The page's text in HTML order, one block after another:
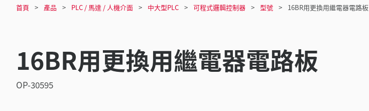
首頁 產品 PLC / 馬達 / 人機介面 中大型PLC 可程式邏輯控制器 型號 16BR用更換用繼電器電路板
16BR用更換用繼電器電路板
OP-30595